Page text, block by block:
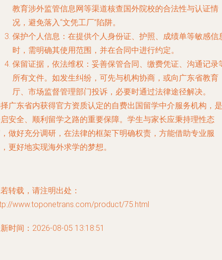
教育涉外监管信息网等渠道核查国外院校的合法性与认证情
况，避免落入“文凭工厂”陷阱。
保护个人信息 ：在提供个人身份证、护照、成绩单等敏感信
时，需明确其使用范围，并在合同中进行约定。
保留证据，依法维权 ：妥善保管合同、缴费凭证、沟通记录
所有文件。如发生纠纷，可先与机构协商，或向广东省教育
厅、市场监督管理部门投诉，必要时通过法律途径解决。
广东省内获得官方资质认定的自费出国留学中介服务机构，是
安全、顺利留学之路的重要保障。学生与家长应秉持理性态
做好充分调研，在法律的框架下明确权责，方能借助专业服
更好地实现海外求学的梦想。
转载，请注明出处：
www.toponetrans.com/product/75.html
时间：2026-08-05 13:18:51